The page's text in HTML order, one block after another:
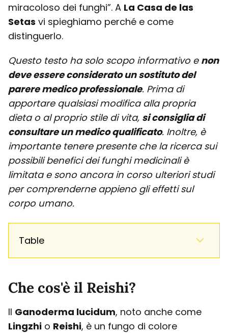
miracoloso dei funghi”. A La Casa de las
Setas vi spieghiamo perché e come
distinguerlo.
Questo testo ha solo scopo informativo e non
deve essere considerato un sostituto del
parere medico professionale. Prima di
apportare qualsiasi modifica alla propria
dieta o al proprio stile di vita, si consiglia di
consultare un medico qualificato. Inoltre, è
importante tenere presente che la ricerca sui
possibili benefici dei funghi medicinali è
limitata e sono ancora in corso ulteriori studi
per comprenderne appieno gli effetti sul
corpo umano.
Table
Che cos'è il Reishi?
Il Ganoderma lucidum, noto anche come
Lingzhi o Reishi, è un fungo di colore